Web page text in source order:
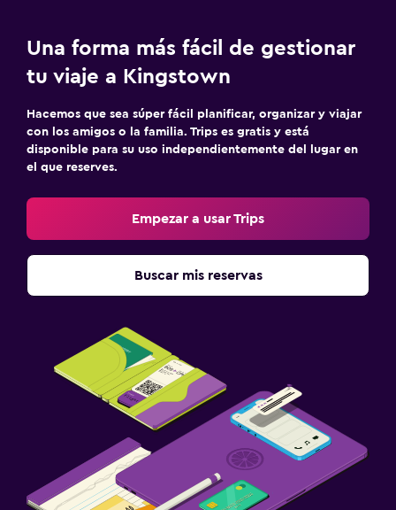
Botiquín de primeros auxilios
Cámaras CCTV en zonas comunes
Piscina
Toallas para piscina
Fax/fotocopiadora
Escritorio
Cuidado de niños o guardería
Comidas para niños
Una forma más fácil de gestionar
tu viaje a Kingstown
Hacemos que sea súper fácil planificar, organizar y viajar
con los amigos o la familia. Trips es gratis y está
disponible para su uso independientemente del lugar en
el que reserves.
Empezar a usar Trips
Buscar mis reservas